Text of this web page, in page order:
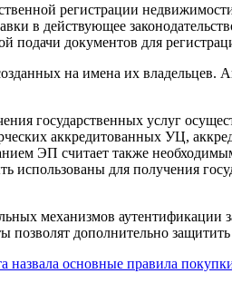
регистрации
в действующее
документов для
на имена их владельцев.
государственных услуг
аккредитованных УЦ,
ЭП считает также
использованы для получения
механизмов аутентификации
дополнительно
назвала основные правила